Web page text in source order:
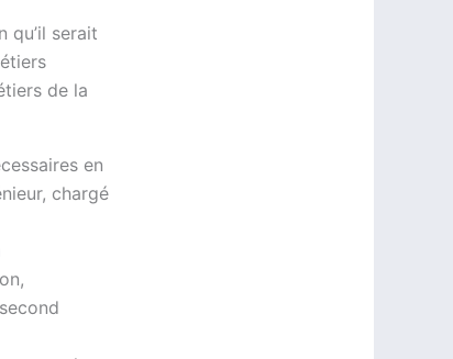
qu’il serait
de la
en
chargé